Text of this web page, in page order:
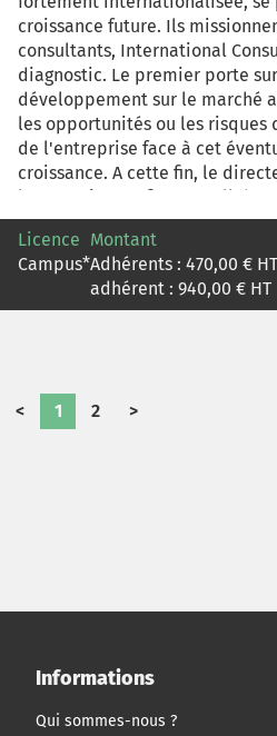
provided.
croissance future. Ils
consultants, International
diagnostic. Le premier porte
développement sur le marché
les opportunités ou les
de l'entreprise face à cet
croissance. A cette fin, le
l'entreprise confie aux
complet qui permettra
recommandations. Comme très
données chiffrées sont
informations liées au
consistera à émettre un
recommandations pour lequel il
dirigeants en complément des
Licence
Campus*
Montant
Adhérents : 470,00 €
adhérent : 940,00 € HT
< 1 2 >
Informations
Qui sommes-nous ?